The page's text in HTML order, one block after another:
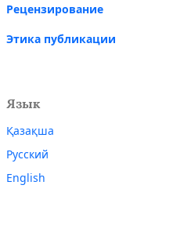
Рецензирование
Этика публикации
Язык
Қазақша
Русский
English